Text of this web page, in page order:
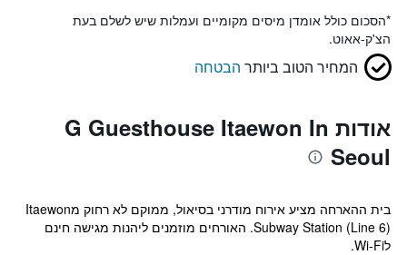
*הסכום כולל אומדן מיסים מקומיים ועמלות שיש לשלם בעת
הצ'ק-אאוט.
המחיר הטוב ביותר הבטחה
אודות G Guesthouse Itaewon In
Seoul
בית ההארחה מציע אירוח מודרני בסיאול, ממוקם לא רחוק מItaewon
Subway Station (Line 6). האורחים מוזמנים ליהנות מגישה חינם
לWi-Fi.